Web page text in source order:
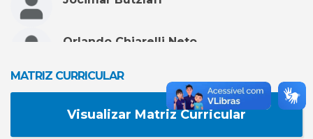
Orlando Chiarelli Neto
Riciere Massariol
MATRIZ CURRICULAR
Visualizar Matriz Curricular